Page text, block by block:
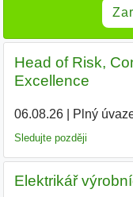
Head of Risk,
Excellence
06.08.26| Plný
Sledujte později
Elektrikář